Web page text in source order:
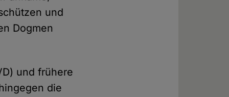
und
Dogmen
und frühere
die